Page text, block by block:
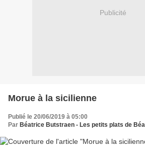
Publicité
Morue à la sicilienne
Publié le 20/06/2019 à 05:00
Par Béatrice Butstraen - Les petits plats de Béa